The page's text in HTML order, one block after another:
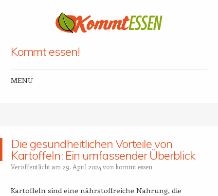
Kommt essen!
MENÜ
Die gesundheitlichen Vorteile von
Kartoffeln: Ein umfassender Überblick
Veröffentlicht am 29. April 2024 von kommt essen
Kartoffeln sind eine nährstoffreiche Nahrung, die